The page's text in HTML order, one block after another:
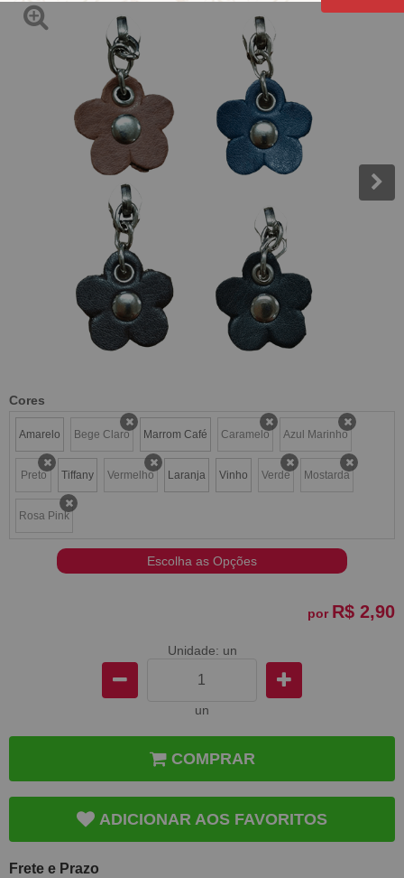
Cores
Amarelo Bege Claro
x Marrom Café Caramelo
x Azul Marinho
x
Preto
x Tiffany Vermelho
x Laranja Vinho Verde
x Mostarda
x
Rosa Pink
x
Escolha as Opções
por R$ 2,90
Unidade: un
un
COMPRAR
ADICIONAR AOS FAVORITOS
Frete e Prazo